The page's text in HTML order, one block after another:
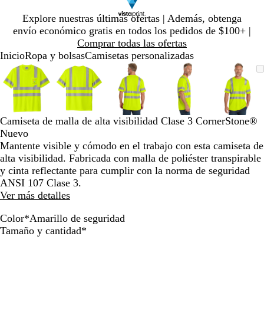
Explore nuestras últimas ofertas | Además, obtenga
envío económico gratis en todos los pedidos de $100+ |
Comprar todas las ofertas
Diapositiva
1
InicioRopa y bolsasCamisetas personalizadas
Imagen
ampliable
con
zoom
Ampliado
al
mínimo
Haga
clic
para
expandir
Use
la
tecla
más
(+)
y
menos
(-)
para
acercar/alejar
con
zoom
y
Imagen
ampliable
con
zoom
Ampliado
mínimo
Haga
clic
para
expandir
Use
tecla
más
y
menos
(-)
para
zoom
y
Imagen
ampliable
con
zoom
Ampliado
al
mínimo
Haga
clic
para
expandir
Use
la
tecla
de
más
y
menos
(-)
Imagen
ampliable
con
zoom
Ampliado
al
mínimo
Haga
clic
para
expandir
Use
la
tecla
de
más
y
menos
(-)
con
zoom
al
Haga
clic
para
Use
la
tecla
de
más
y
menos
(-)
Diapositiva
1
Camiseta de malla de alta visibilidad Clase 3 CornerStone®
Nuevo
Mantente visible y cómodo en el trabajo con esta camiseta de
alta visibilidad. Fabricada con malla de poliéster transpirable
y cinta reflectante para cumplir con la norma de seguridad
ANSI 107 Clase 3.
Ver más detalles
Color*Amarillo de seguridad
N
A
Tamaño y cantidad*